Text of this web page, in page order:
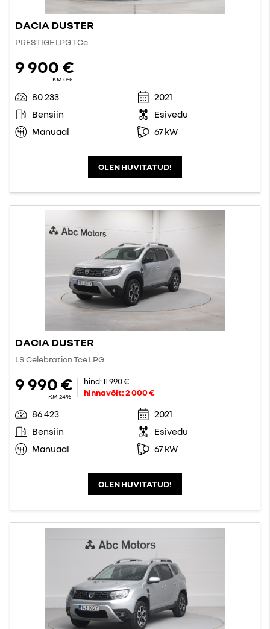
DACIA DUSTER
PRESTIGE LPG TCe
9 900 €
KM 0%
80 233
2021
Bensiin
Esivedu
Manuaal
67 kW
OLEN HUVITATUD!
DACIA DUSTER
LS Celebration Tce LPG
9 990 €
KM 24%
hind:11 990 €
hinnavõit:2 000 €
86 423
2021
Bensiin
Esivedu
Manuaal
67 kW
OLEN HUVITATUD!